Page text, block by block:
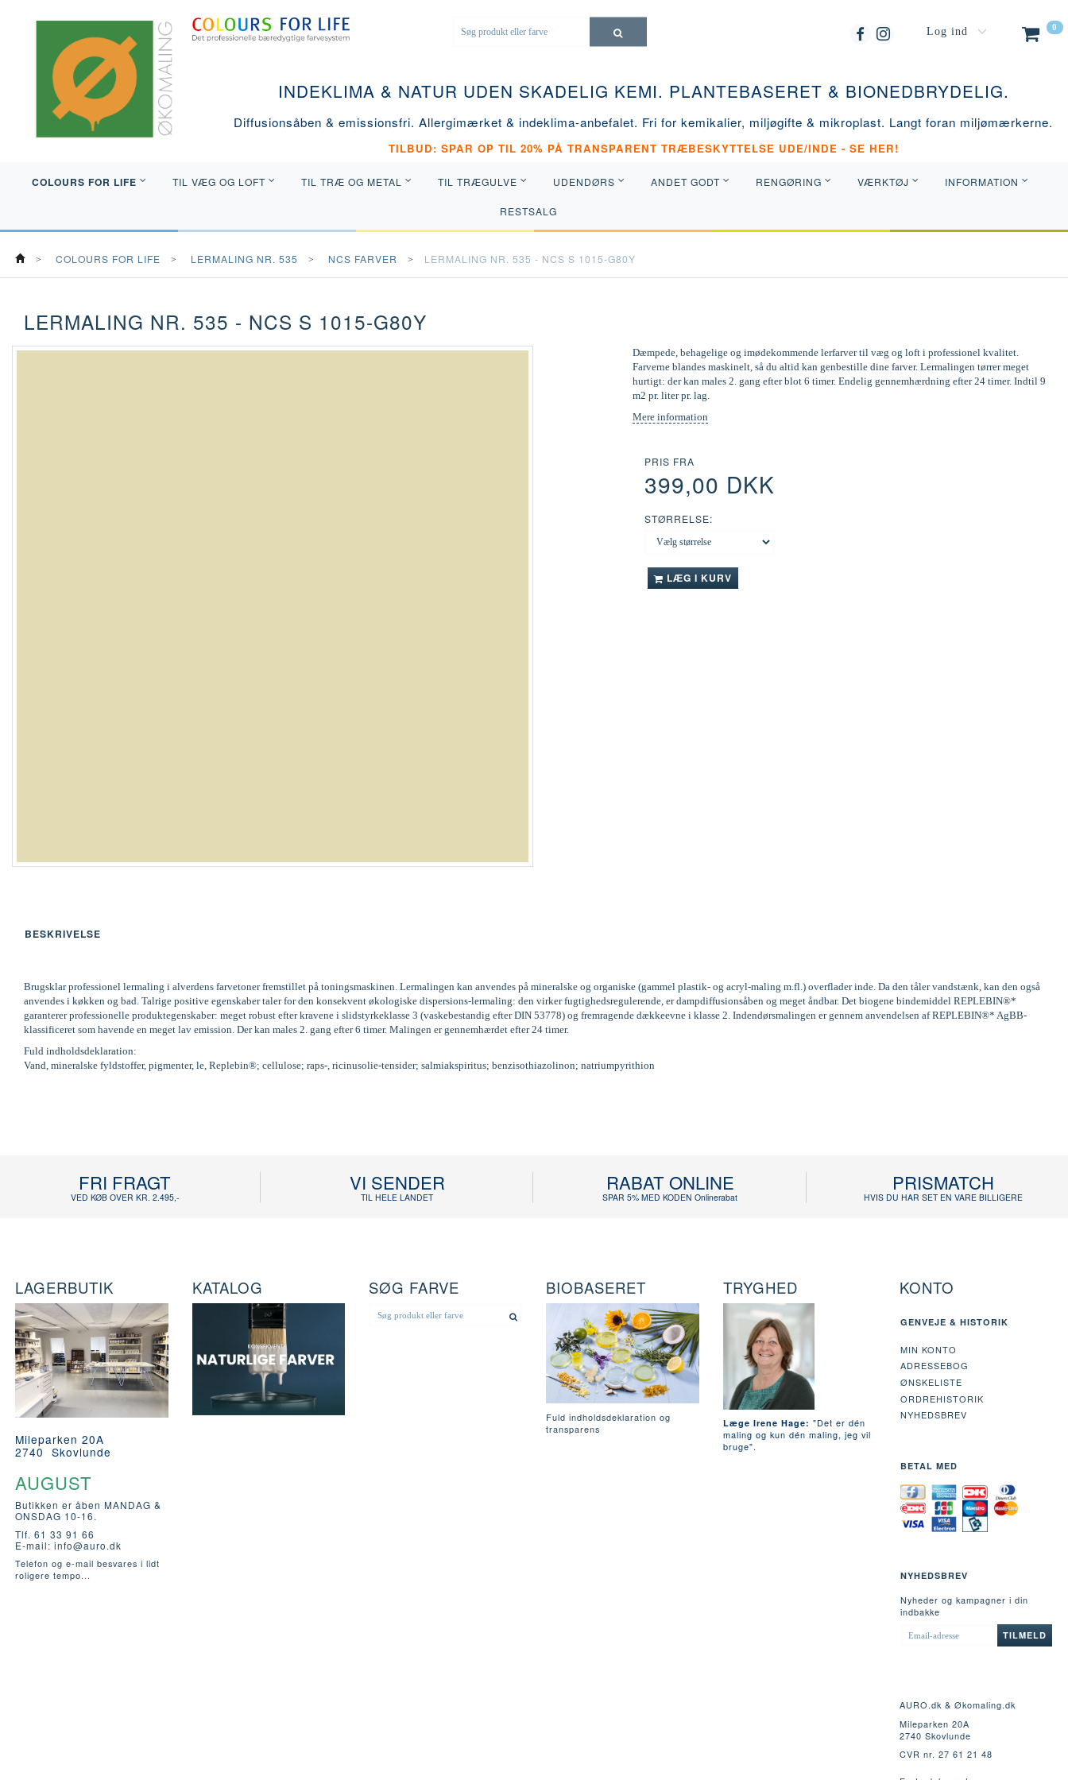
0
Log ind
INDEKLIMA & NATUR UDEN SKADELIG KEMI. PLANTEBASERET & BIONEDBRYDELIG.
Diffusionsåben & emissionsfri. Allergimærket & indeklima-anbefalet. Fri for kemikalier, miljøgifte & mikroplast. Langt foran miljømærkerne.
TILBUD: SPAR OP TIL 20% PÅ TRANSPARENT TRÆBESKYTTELSE UDE/INDE - SE HER!
COLOURS FOR LIFE TIL VÆG OG LOFT TIL TRÆ OG METAL TIL TRÆGULVE UDENDØRS ANDET GODT RENGØRING VÆRKTØJ INFORMATION
RESTSALG
COLOURS FOR LIFE LERMALING NR. 535 NCS FARVER LERMALING NR. 535 - NCS S 1015-G80Y
LERMALING NR. 535 - NCS S 1015-G80Y
Dæmpede, behagelige og imødekommende lerfarver til væg og loft i professionel kvalitet.
Farverne blandes maskinelt, så du altid kan genbestille dine farver. Lermalingen tørrer meget
hurtigt: der kan males 2. gang efter blot 6 timer. Endelig gennemhærdning efter 24 timer. Indtil 9
m2 pr. liter pr. lag.
Mere information
PRIS FRA
399,00 DKK
STØRRELSE:
LÆG I KURV
BESKRIVELSE
Brugsklar professionel lermaling i alverdens farvetoner fremstillet på toningsmaskinen. Lermalingen kan anvendes på mineralske og organiske (gammel plastik- og acryl-maling m.fl.) overflader inde. Da den tåler vandstænk, kan den også
anvendes i køkken og bad. Talrige positive egenskaber taler for den konsekvent økologiske dispersions-lermaling: den virker fugtighedsregulerende, er dampdiffusionsåben og meget åndbar. Det biogene bindemiddel REPLEBIN®*
garanterer professionelle produktegenskaber: meget robust efter kravene i slidstyrkeklasse 3 (vaskebestandig efter DIN 53778) og fremragende dækkeevne i klasse 2. Indendørsmalingen er gennem anvendelsen af REPLEBIN®* AgBB-
klassificeret som havende en meget lav emission. Der kan males 2. gang efter 6 timer. Malingen er gennemhærdet efter 24 timer.
Fuld indholdsdeklaration:
Vand, mineralske fyldstoffer, pigmenter, le, Replebin®; cellulose; raps-, ricinusolie-tensider; salmiakspiritus; benzisothiazolinon; natriumpyrithion
FRI FRAGT
VED KØB OVER KR. 2.495,-
VI SENDER
TIL HELE LANDET
RABAT ONLINE
SPAR 5% MED KODEN Onlinerabat
PRISMATCH
HVIS DU HAR SET EN VARE BILLIGERE
LAGERBUTIK
Mileparken 20A
2740 Skovlunde
AUGUST
Butikken er åben MANDAG &
ONSDAG 10-16.
Tlf. 61 33 91 66
E-mail: info@auro.dk
Telefon og e-mail besvares i lidt
roligere tempo...
KATALOG SØG FARVE BIOBASERET
Fuld indholdsdeklaration og
transparens
TRYGHED
Læge Irene Hage: "Det er dén
maling og kun dén maling, jeg vil
bruge".
KONTO
GENVEJE & HISTORIK
MIN KONTO
ADRESSEBOG
ØNSKELISTE
ORDREHISTORIK
NYHEDSBREV
BETAL MED
NYHEDSBREV
Nyheder og kampagner i din
indbakke
EMAIL-
ADRESSE
TILMELD
AURO.dk & Økomaling.dk
Mileparken 20A
2740 Skovlunde
CVR nr. 27 61 21 48